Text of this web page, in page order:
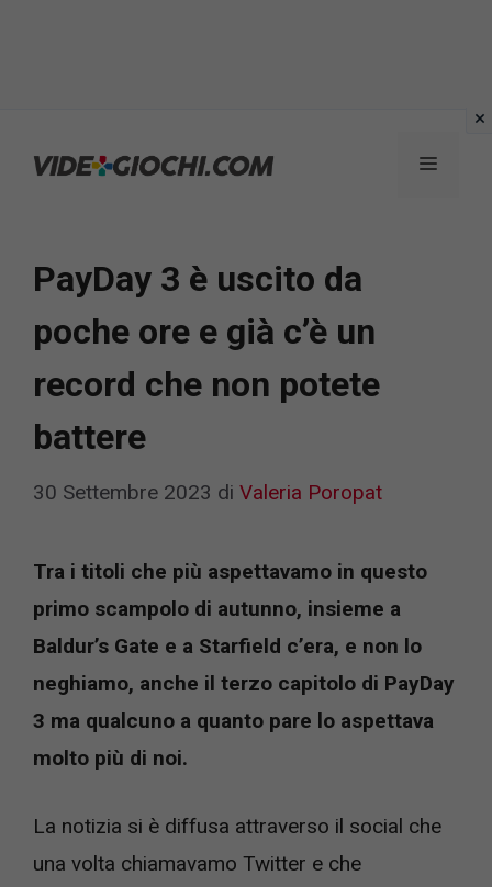
Menu
PayDay 3 è uscito da
poche ore e già c’è un
record che non potete
battere
30 Settembre 2023 di Valeria Poropat
Tra i titoli che più aspettavamo in questo
primo scampolo di autunno, insieme a
Baldur’s Gate e a Starfield c’era, e non lo
neghiamo, anche il terzo capitolo di PayDay
3 ma qualcuno a quanto pare lo aspettava
molto più di noi.
La notizia si è diffusa attraverso il social che
una volta chiamavamo Twitter e che